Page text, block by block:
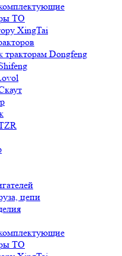
ТО
XingTai
тракторам Dongfeng
цепи
ТО